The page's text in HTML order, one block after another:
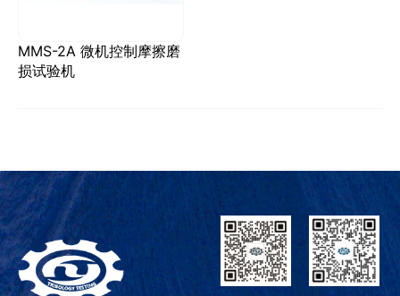
MMS-2A 微机控制摩擦磨
损试验机